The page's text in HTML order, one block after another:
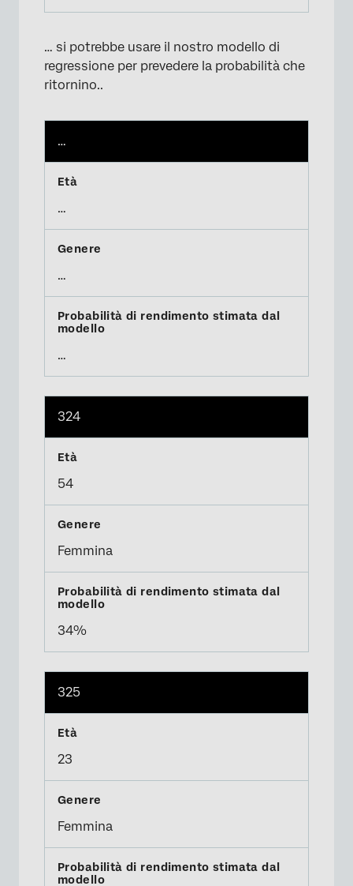
… si potrebbe usare il nostro modello di
regressione per prevedere la probabilità che
ritornino..
…
…
…
…
324
54
Femmina
34%
325
23
Femmina